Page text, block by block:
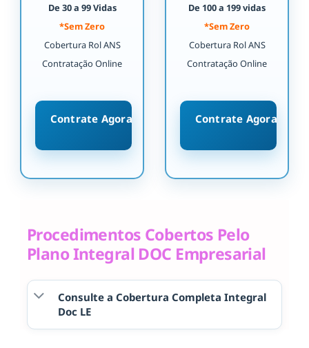
De 30 a 99 Vidas
*Sem Zero
Cobertura Rol ANS
Contratação Online
Contrate Agora
De 100 a 199 vidas
*Sem Zero
Cobertura Rol ANS
Contratação Online
Contrate Agora
Procedimentos Cobertos Pelo
Plano Integral DOC Empresarial
Consulte a Cobertura Completa Integral
Doc LE